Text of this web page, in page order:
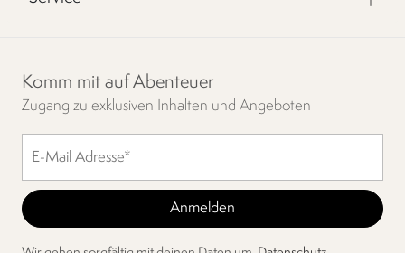
Komm mit auf Abenteuer
Zugang zu exklusiven Inhalten und Angeboten